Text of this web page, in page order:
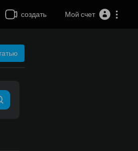
создать Мой счет